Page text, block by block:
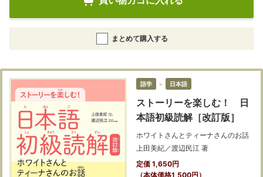
まとめて購入する
語学 ＞ 日本語
ストーリーを楽しむ！ 日
本語初級読解［改訂版］
ホワイトさんとティーナさんのお話
上田美紀／渡辺民江 著
定価 1,650円
（本体価格1,500円）